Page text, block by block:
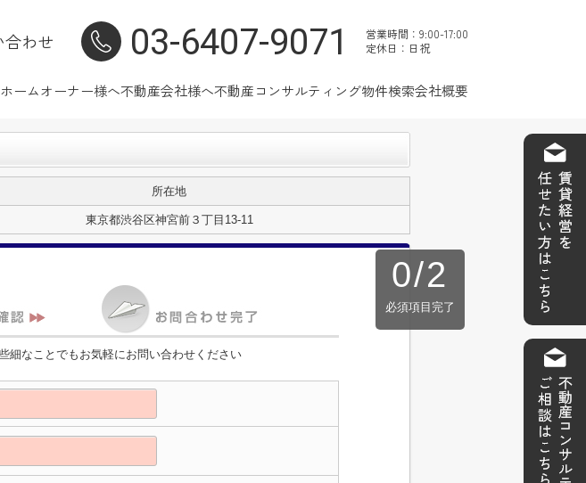
合わせ 03-6407-9071
営業時間：9:00-17:00
定休日：日祝
ホームオーナー様へ不動産会社様へ不動産コンサルティング物件検索会社概要
所在地
東京都渋谷区神宮前３丁目13-11
0/2
必須項目完了
細なことでもお気軽にお問い合わせください